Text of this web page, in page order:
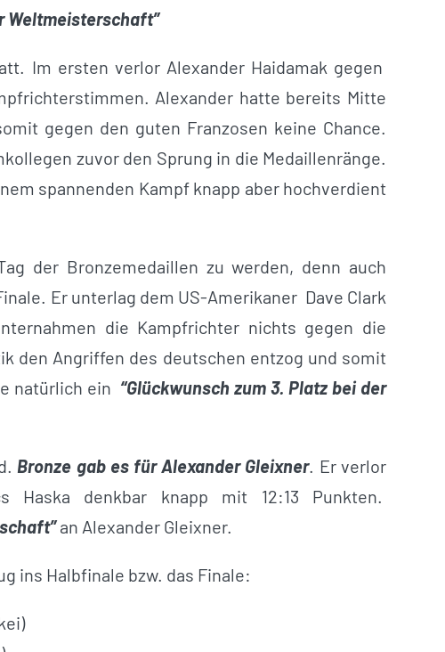
Weltmeisterschaft”
Im ersten verlor Alexander Haidamak gegen
Alexander hatte bereits Mitte
gegen den guten Franzosen keine Chance.
zuvor den Sprung in die Medaillenränge.
spannenden Kampf knapp aber hochverdient
der Bronzemedaillen zu werden, denn auch
Er unterlag dem US-Amerikaner Dave Clark
die Kampfrichter nichts gegen die
den Angriffen des deutschen entzog und somit
natürlich ein “Glückwunsch zum 3. Platz bei der
Bronze gab es für Alexander Gleixner. Er verlor
Haska denkbar knapp mit 12:13 Punkten.
an Alexander Gleixner.
ins Halbfinale bzw. das Finale: